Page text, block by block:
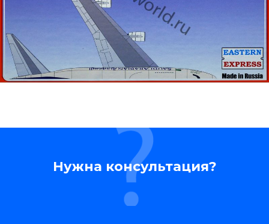
Нужна консультация?